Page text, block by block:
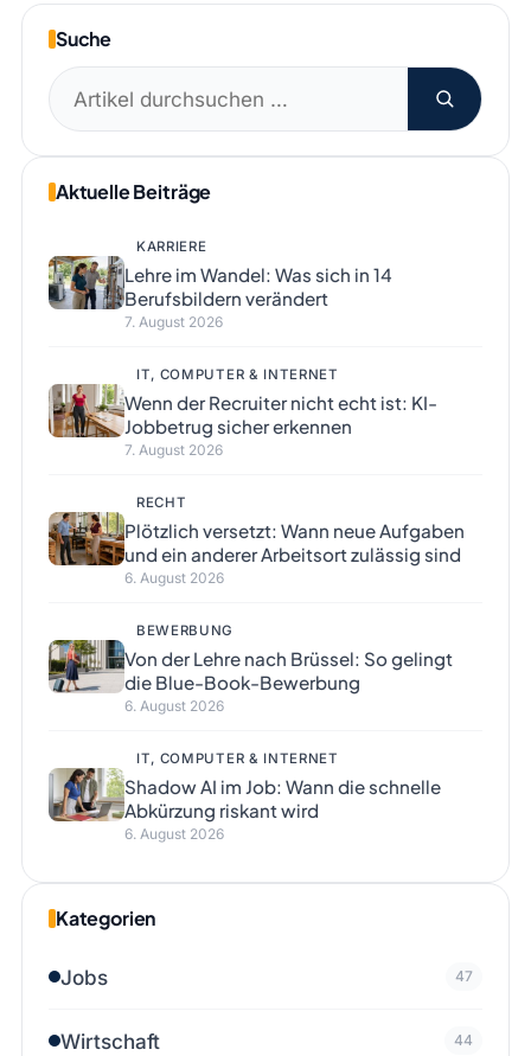
Suche
Suchen
nach:
Aktuelle Beiträge
KARRIERE
Lehre im Wandel: Was sich in 14
Berufsbildern verändert
7. August 2026
IT, COMPUTER & INTERNET
Wenn der Recruiter nicht echt ist: KI-
Jobbetrug sicher erkennen
7. August 2026
RECHT
Plötzlich versetzt: Wann neue Aufgaben
und ein anderer Arbeitsort zulässig sind
6. August 2026
BEWERBUNG
Von der Lehre nach Brüssel: So gelingt
die Blue-Book-Bewerbung
6. August 2026
IT, COMPUTER & INTERNET
Shadow AI im Job: Wann die schnelle
Abkürzung riskant wird
6. August 2026
Kategorien
Jobs 47
Wirtschaft 44